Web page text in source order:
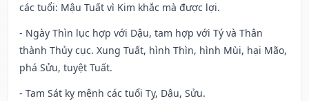
các tuổi: Mậu Tuất vì Kim khắc mà được lợi.
- Ngày Thìn lục hợp với Dậu, tam hợp với Tý và Thân
thành Thủy cục. Xung Tuất, hình Thìn, hình Mùi, hại Mão,
phá Sửu, tuyệt Tuất.
- Tam Sát kỵ mệnh các tuổi Tỵ, Dậu, Sửu.